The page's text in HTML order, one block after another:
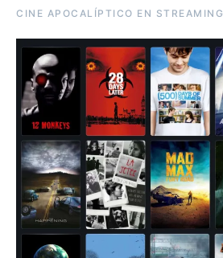
CINE APOCALÍPTICO EN STREAMING